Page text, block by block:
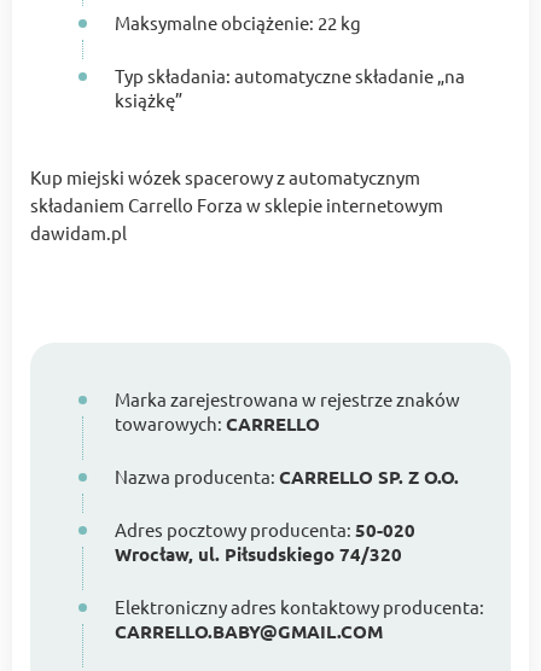
Maksymalne obciążenie: 22 kg
Typ składania: automatyczne składanie „na
książkę”
Kup miejski wózek spacerowy z automatycznym
składaniem Carrello Forza w sklepie internetowym
dawidam.pl
Marka zarejestrowana w rejestrze znaków
towarowych: CARRELLO
Nazwa producenta: CARRELLO SP. Z O.O.
Adres pocztowy producenta: 50-020
Wrocław, ul. Piłsudskiego 74/320
Elektroniczny adres kontaktowy producenta:
CARRELLO.BABY@GMAIL.COM